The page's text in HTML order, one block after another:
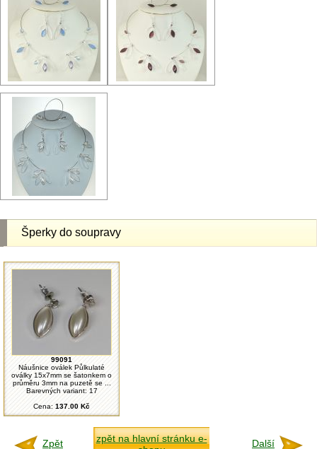
Šperky do soupravy
99091
Náušnice oválek Půlkulaté
oválky 15x7mm se šatonkem o
průměru 3mm na puzetě se ...
Barevných variant: 17
Cena: 137.00 Kč
Zpět
zpět na hlavní stránku e-
Další